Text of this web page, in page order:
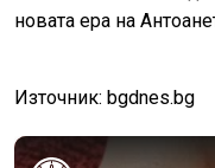
новата ера на
Източник: bgdnes.bg